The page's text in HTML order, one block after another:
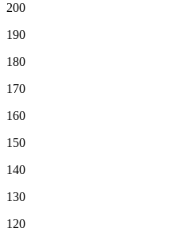
200
190
180
170
160
150
140
130
120